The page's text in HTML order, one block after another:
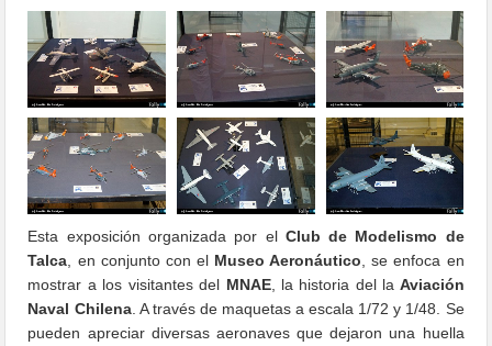
Esta exposición organizada por el Club de Modelismo de
Talca , en conjunto con el Museo Aeronáutico , se enfoca en
mostrar a los visitantes del MNAE, la historia del la Aviación
Naval Chilena. A través de maquetas a escala 1/72 y 1/48. Se
pueden apreciar diversas aeronaves que dejaron una huella